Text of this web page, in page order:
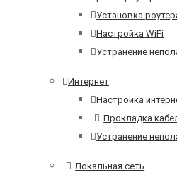
Установка
Настройка WiFi
Устранение
Интернет
Настройка
Прокладка
Устранение
Локальная сеть